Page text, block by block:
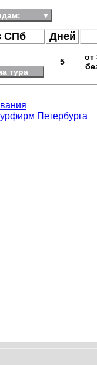
▼
СПб Дней
тура
5
от